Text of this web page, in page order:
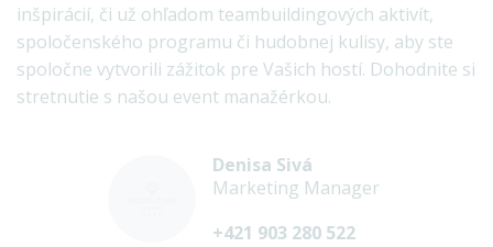
inšpirácií, či už ohľadom teambuildingových aktivít,
spoločenského programu či hudobnej kulisy, aby ste
spoločne vytvorili zážitok pre Vašich hostí. Dohodnite si
stretnutie s našou event manažérkou.
Denisa Sivá
Marketing Manager
+421 903 280 522